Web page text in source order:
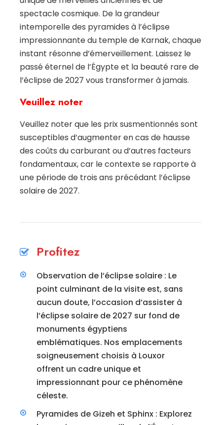
spectacle cosmique. De la grandeur
intemporelle des pyramides à l’éclipse
impressionnante du temple de Karnak, chaque
instant résonne d’émerveillement. Laissez le
passé éternel de l’Égypte et la beauté rare de
l’éclipse de 2027 vous transformer à jamais.
Veuillez noter
Veuillez noter que les prix susmentionnés sont
susceptibles d’augmenter en cas de hausse
des coûts du carburant ou d’autres facteurs
fondamentaux, car le contexte se rapporte à
une période de trois ans précédant l’éclipse
solaire de 2027.
Profitez
Observation de l’éclipse solaire : Le
point culminant de la visite est, sans
aucun doute, l’occasion d’assister à
l’éclipse solaire de 2027 sur fond de
monuments égyptiens
emblématiques. Nos emplacements
soigneusement choisis à Louxor
offrent un cadre unique et
impressionnant pour ce phénomène
céleste.
Pyramides de Gizeh et Sphinx : Explorez